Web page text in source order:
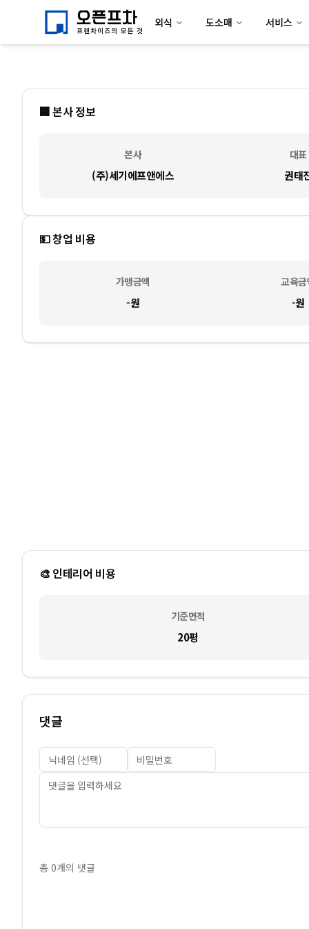
🏢 본사 정보
본사 대표
(주)세기에프앤에스 권태
💵 창업 비용
가맹금액 교육금
-원 -원
🎨 인테리어 비용
기준면적
20평
댓글
총 0개의 댓글
외식 도소매 서비스